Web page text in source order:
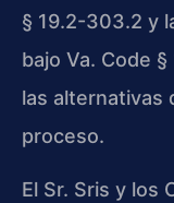
§ 19.2-303.2 y
bajo Va. Code
las alternativas
proceso.
El Sr. Sris y los